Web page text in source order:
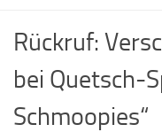
Rückruf:
bei Quetsch-
Schmoopies“